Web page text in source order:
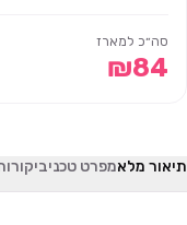
סה״כ למארז
₪84
תיאור מלאמפרט טכני